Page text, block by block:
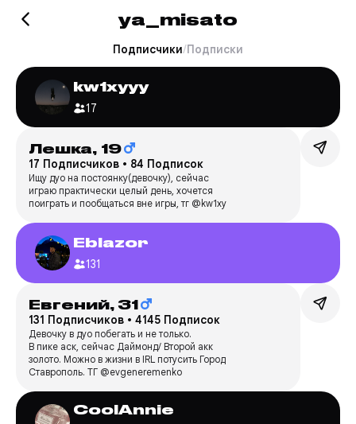
ya_misato
Подписчики/Подписки
kw1xyyy
17
Лешка, 19
17 Подписчиков • 84 Подписок
Ищу дуо на постоянку(девочку), сейчас
играю практически целый день, хочется
поиграть и пообщаться вне игры, тг @kw1xy
Eblazor
131
Евгений, 31
131 Подписчиков • 4145 Подписок
Девочку в дуо побегать и не только.
В пике аск, сейчас Даймонд/ Второй акк
золото. Можно в жизни в IRL потусить Город
Ставрополь. ТГ @evgeneremenko
CoolAnnie